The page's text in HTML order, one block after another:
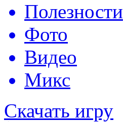
Полезности
Фото
Видео
Микс
Скачать игру